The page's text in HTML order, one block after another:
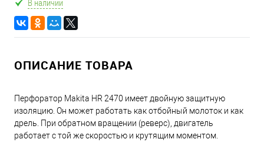
ОПИСАНИЕ ТОВАРА
Перфоратор Makita HR 2470 имеет двойную защитную
изоляцию. Он может работать как отбойный молоток и как
дрель. При обратном вращении (реверс), двигатель
работает с той же скоростью и крутящим моментом.